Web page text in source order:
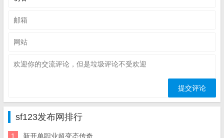
sf123发布网排行
1 新开单职业超变态传奇